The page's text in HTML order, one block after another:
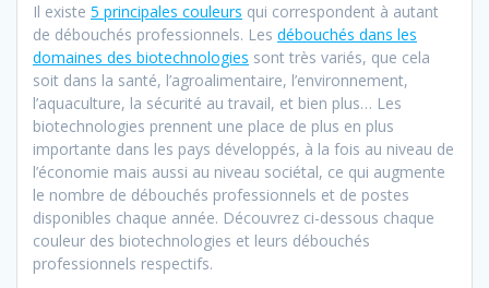
Il existe 5 principales couleurs qui correspondent à autant
de débouchés professionnels. Les débouchés dans les
domaines des biotechnologies sont très variés, que cela
soit dans la santé, l’agroalimentaire, l’environnement,
l’aquaculture, la sécurité au travail, et bien plus… Les
biotechnologies prennent une place de plus en plus
importante dans les pays développés, à la fois au niveau de
l’économie mais aussi au niveau sociétal, ce qui augmente
le nombre de débouchés professionnels et de postes
disponibles chaque année. Découvrez ci-dessous chaque
couleur des biotechnologies et leurs débouchés
professionnels respectifs.